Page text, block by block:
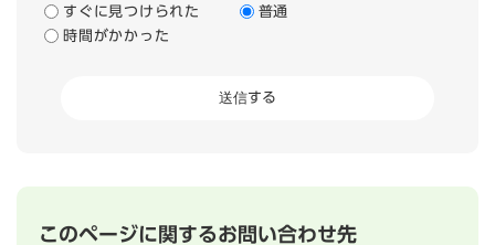
すぐに見つけられた
普通
時間がかかった
このページに関するお問い合わせ先